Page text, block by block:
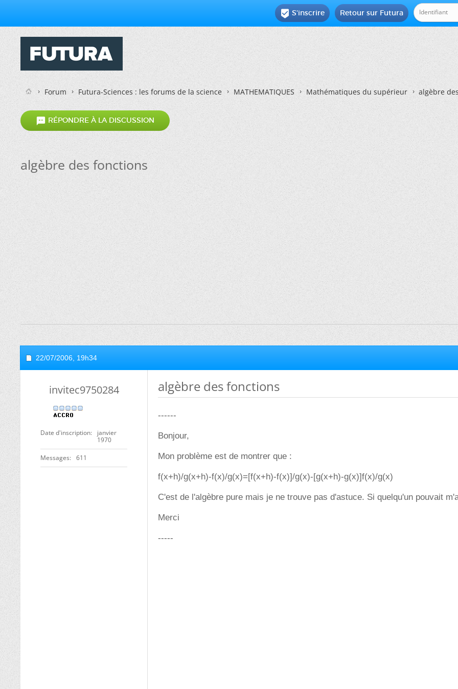
Retour sur Futura
 S'inscrire
Forum Futura-Sciences : les forums de la science MATHEMATIQUES Mathématiques du supérieur algèbre
 RÉPONDRE À LA DISCUSSION
algèbre des fonctions
22/07/2006, 19h34
invitec9750284
Date d'inscription
janvier
1970
Messages 611
algèbre des fonctions
------
Bonjour,
Mon problème est de montrer que :
f(x+h)/g(x+h)-f(x)/g(x)=[f(x+h)-f(x)]/g(x)-[g(x+h)-g(x)]f(x)/g(x)
C'est de l'algèbre pure mais je ne trouve pas d'astuce. Si quelqu'un pouvait
Merci
-----